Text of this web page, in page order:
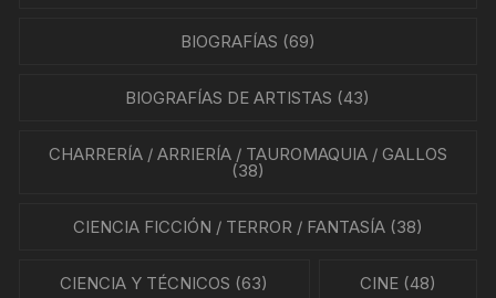
BIOGRAFÍAS (69)
BIOGRAFÍAS DE ARTISTAS (43)
CHARRERÍA / ARRIERÍA / TAUROMAQUIA / GALLOS
(38)
CIENCIA FICCIÓN / TERROR / FANTASÍA(38)
CIENCIA Y TÉCNICOS (63) CINE(48)